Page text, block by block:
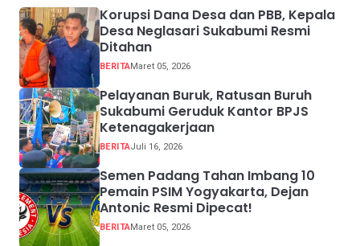
Korupsi Dana Desa dan PBB, Kepala
Desa Neglasari Sukabumi Resmi
Ditahan
BERITAMaret 05, 2026
Pelayanan Buruk, Ratusan Buruh
Sukabumi Geruduk Kantor BPJS
Ketenagakerjaan
BERITAJuli 16, 2026
Semen Padang Tahan Imbang 10
Pemain PSIM Yogyakarta, Dejan
Antonic Resmi Dipecat!
BERITAMaret 05, 2026